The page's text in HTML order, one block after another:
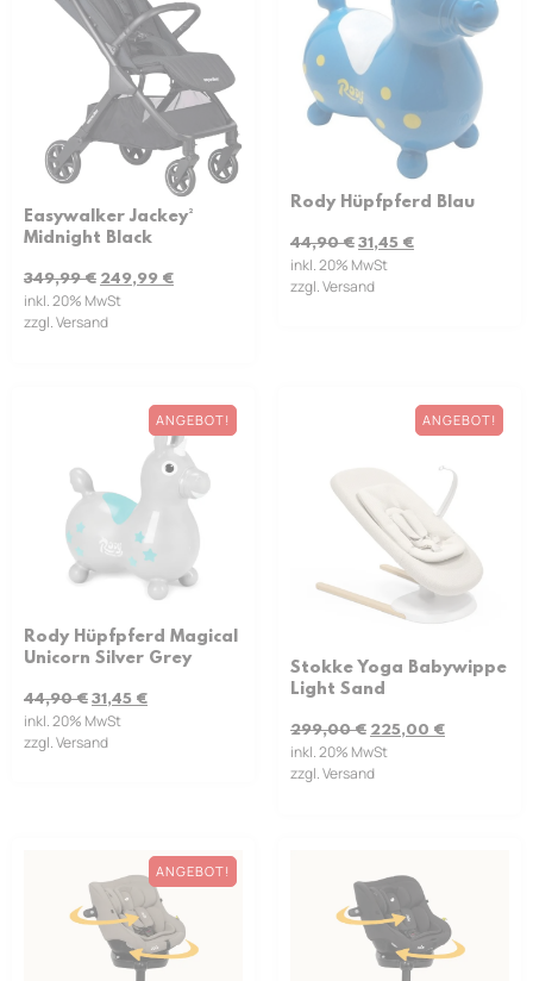
Easywalker Jackey²
Midnight Black
349,99€ 249,99 €
inkl. 20% MwSt
zzgl. Versand
Rody Hüpfpferd Blau
44,90€ 31,45 €
inkl. 20% MwSt
zzgl. Versand
ANGEBOT!
Rody Hüpfpferd Magical
Unicorn Silver Grey
44,90€ 31,45 €
inkl. 20% MwSt
zzgl. Versand
ANGEBOT!
Stokke Yoga Babywippe
Light Sand
299,00€ 225,00 €
inkl. 20% MwSt
zzgl. Versand
ANGEBOT!